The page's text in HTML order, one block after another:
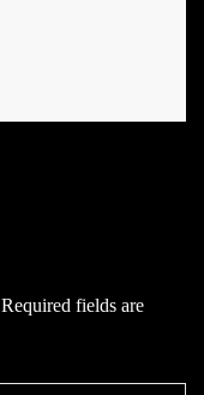
Required fields are